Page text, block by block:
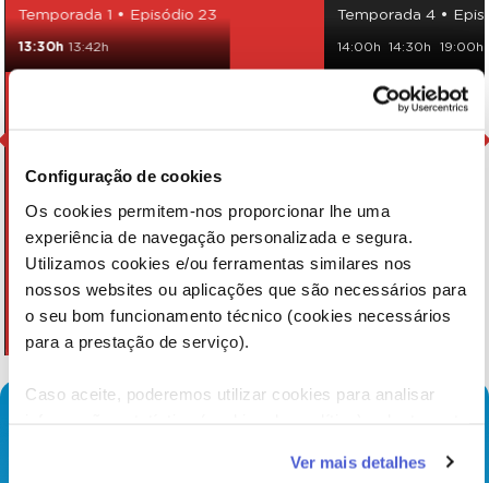
Configuração de cookies
Os cookies permitem-nos proporcionar lhe uma
experiência de navegação personalizada e segura.
Utilizamos cookies e/ou ferramentas similares nos
nossos websites ou aplicações que são necessários para
o seu bom funcionamento técnico (cookies necessários
para a prestação de serviço).
Caso aceite, poderemos utilizar cookies para analisar
funcionalidades (cookies de personalização e
Ver mais detalhes
Temporada 1 • Episódio 23
13:30h 13:42h
Temporada 4 •
14:00h 14:30h 19:00h